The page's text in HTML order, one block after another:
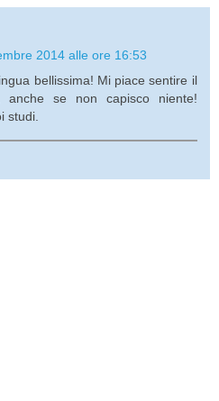
2014 alle ore 16:53
bellissima! Mi piace sentire il
anche se non capisco niente!
studi.